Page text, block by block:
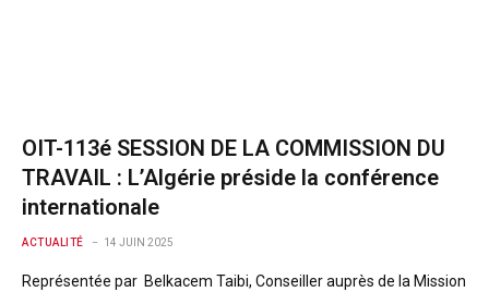
OIT-113é SESSION DE LA COMMISSION DU
TRAVAIL : L’Algérie préside la conférence
internationale
ACTUALITÉ 14 JUIN 2025
Représentée par Belkacem Taibi, Conseiller auprès de la Mission